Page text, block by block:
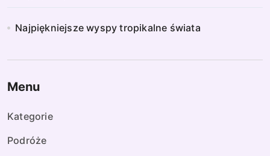
Najpiękniejsze wyspy tropikalne świata
Menu
Kategorie
Podróże